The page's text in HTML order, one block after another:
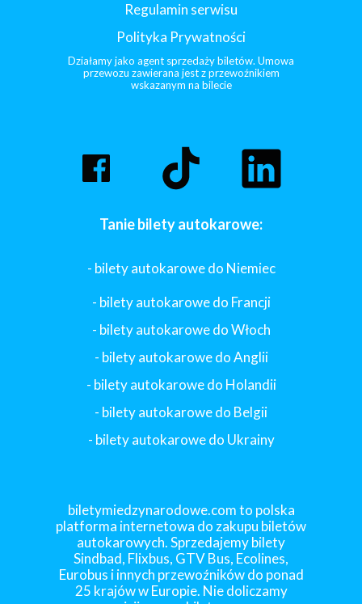
biletymiedzynarodowe.com to polska
platforma internetowa do zakupu biletów
autokarowych. Sprzedajemy bilety
Sindbad, Flixbus, GTV Bus, Ecolines,
Eurobus i innych przewoźników do ponad
25 krajów w Europie. Nie doliczamy
Tanie bilety autokarowe:
- bilety autokarowe do Niemiec
- bilety autokarowe do Francji
- bilety autokarowe do Włoch
- bilety autokarowe do Anglii
- bilety autokarowe do Holandii
- bilety autokarowe do Belgii
- bilety autokarowe do Ukrainy
Regulamin serwisu
Polityka Prywatności
Działamy jako agent sprzedaży biletów. Umowa
przewozu zawierana jest z przewoźnikiem
wskazanym na bilecie